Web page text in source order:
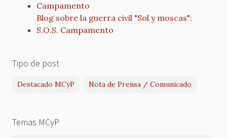
Campamento
Blog sobre la guerra civil "Sol y moscas":
S.O.S. Campamento
Tipo de post
Destacado MCyP Nota de Prensa / Comunicado
Temas MCyP